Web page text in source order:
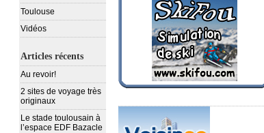
Toulouse
Vidéos
Articles récents
Au revoir!
2 sites de voyage très
originaux
Le stade toulousain à
l’espace EDF Bazacle